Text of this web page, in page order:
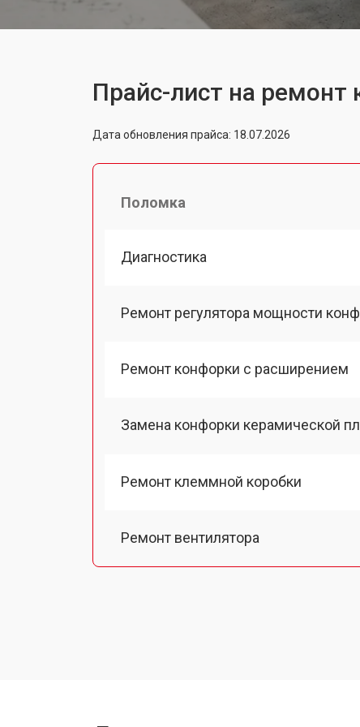
Прайс-лист на ремонт
Дата обновления прайса: 18.07.2026
Поломка
Диагностика
Ремонт регулятора мощности
Ремонт конфорки с расширением
Замена конфорки керамической
Ремонт клеммной коробки
Ремонт вентилятора